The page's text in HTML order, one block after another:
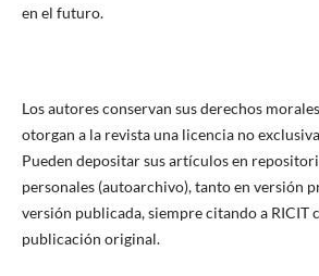
en el futuro.
Los autores conservan sus derechos
otorgan a la revista una licencia no
Pueden depositar sus artículos en
personales (autoarchivo), tanto en versión
versión publicada, siempre citando a RICIT
publicación original.